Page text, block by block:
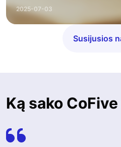
2025-07-03
Susijusios
Ką sako